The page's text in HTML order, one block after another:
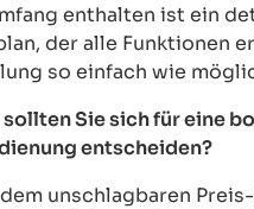
enthalten ist ein
der alle Funktionen
so einfach wie
Sie sich für eine
entscheiden?
unschlagbaren